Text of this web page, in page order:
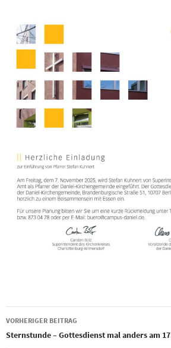
Beitragsnavigation
VORHERIGER BEITRAG
Sternstunde – Gottesdienst mal anders am